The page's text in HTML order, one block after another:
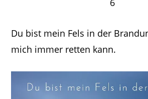
Du bist mein Fels in der
mich immer retten kann.